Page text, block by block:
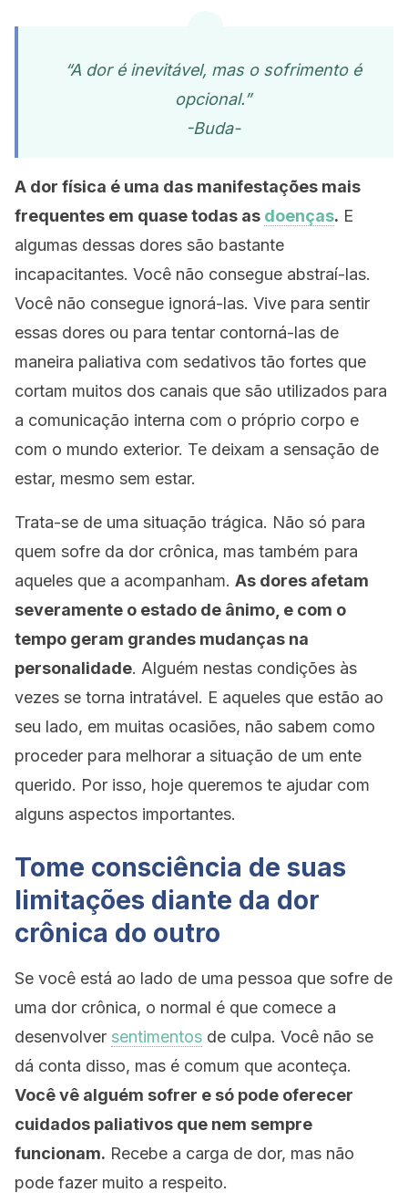
“A dor é inevitável, mas o sofrimento é
opcional.”
-Buda-
A dor física é uma das manifestações mais
frequentes em quase todas as doenças. E
algumas dessas dores são bastante
incapacitantes. Você não consegue abstraí-las.
Você não consegue ignorá-las. Vive para sentir
essas dores ou para tentar contorná-las de
maneira paliativa com sedativos tão fortes que
cortam muitos dos canais que são utilizados para
a comunicação interna com o próprio corpo e
com o mundo exterior. Te deixam a sensação de
estar, mesmo sem estar.
Trata-se de uma situação trágica. Não só para
quem sofre da dor crônica, mas também para
aqueles que a acompanham. As dores afetam
severamente o estado de ânimo, e com o
tempo geram grandes mudanças na
personalidade. Alguém nestas condições às
vezes se torna intratável. E aqueles que estão ao
seu lado, em muitas ocasiões, não sabem como
proceder para melhorar a situação de um ente
querido. Por isso, hoje queremos te ajudar com
alguns aspectos importantes.
Tome consciência de suas
limitações diante da dor
crônica do outro
Se você está ao lado de uma pessoa que sofre de
uma dor crônica, o normal é que comece a
desenvolver sentimentos de culpa. Você não se
dá conta disso, mas é comum que aconteça.
Você vê alguém sofrer e só pode oferecer
cuidados paliativos que nem sempre
funcionam. Recebe a carga de dor, mas não
pode fazer muito a respeito.